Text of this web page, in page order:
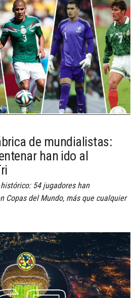
de mundialistas:
han ido al
54 jugadores han
Copas del Mundo, más que cualquier